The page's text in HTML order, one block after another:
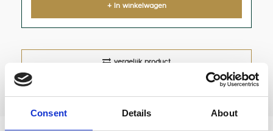
Consent Details About
+ In winkelwagen
vergelijk product